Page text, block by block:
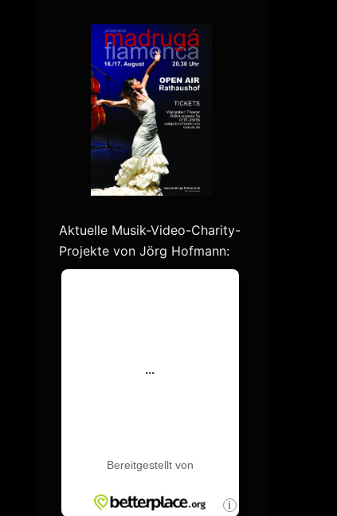
Aktuelle Musik-Video-Charity-
Projekte von Jörg Hofmann: